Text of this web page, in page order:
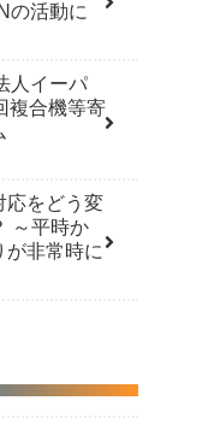
の活動に
人イーパ
複合機等寄
応をどう変
～平時か
が非常時に